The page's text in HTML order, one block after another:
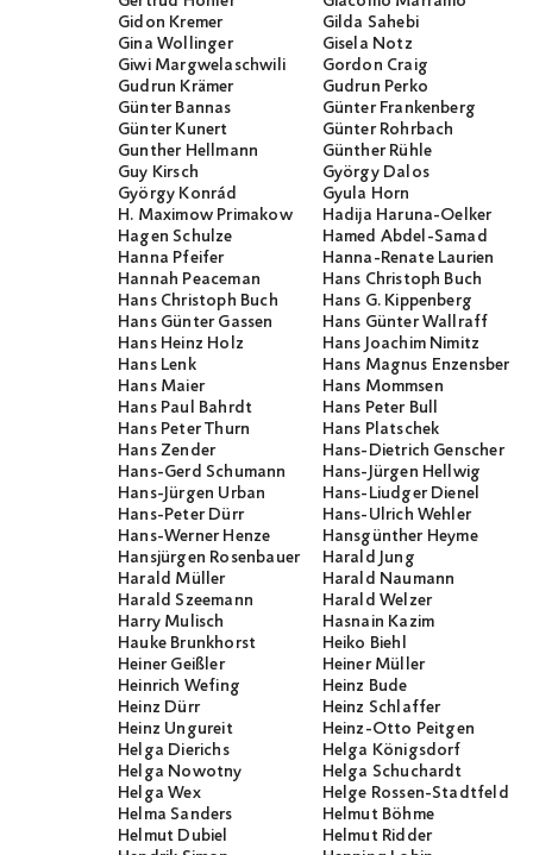
Gidon Kremer
Gilda Sahebi
Gina Wollinger
Gisela Notz
Giwi Margwelaschwili
Gordon Craig
Gudrun Krämer
Gudrun Perko
Günter Bannas
Günter Frankenberg
Günter Kunert
Günter Rohrbach
Gunther Hellmann
Günther Rühle
Guy Kirsch
György Dalos
György Konrád
Gyula Horn
H. Maximow Primakow
Hadija Haruna-Oelker
Hagen Schulze
Hamed Abdel-Samad
Hanna Pfeifer
Hanna-Renate Laurien
Hannah Peaceman
Hans Christoph Buch
Hans Christoph Buch
Hans G. Kippenberg
Hans Günter Gassen
Hans Günter Wallraff
Hans Heinz Holz
Hans Joachim Nimitz
Hans Lenk
Hans Magnus
Hans Maier
Hans Mommsen
Hans Paul Bahrdt
Hans Peter Bull
Hans Peter Thurn
Hans Platschek
Hans Zender
Hans-Dietrich Genscher
Hans-Gerd Schumann
Hans-Jürgen Hellwig
Hans-Jürgen Urban
Hans-Liudger Dienel
Hans-Peter Dürr
Hans-Ulrich Wehler
Hans-Werner Henze
Hansgünther Heyme
Hansjürgen Rosenbauer
Harald Jung
Harald Müller
Harald Naumann
Harald Szeemann
Harald Welzer
Harry Mulisch
Hasnain Kazim
Hauke Brunkhorst
Heiko Biehl
Heiner Geißler
Heiner Müller
Heinrich Wefing
Heinz Bude
Heinz Dürr
Heinz Schlaffer
Heinz Ungureit
Heinz-Otto Peitgen
Helga Dierichs
Helga Königsdorf
Helga Nowotny
Helga Schuchardt
Helga Wex
Helge Rossen-Stadtfeld
Helma Sanders
Helmut Böhme
Helmut Dubiel
Helmut Ridder